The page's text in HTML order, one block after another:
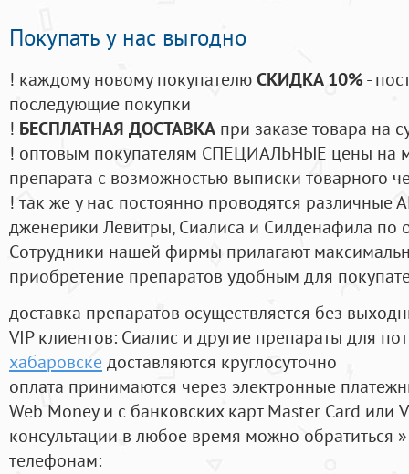
Покупать у нас выгодно
! каждому новому покупателюСКИДКА 10%-
последующие покупки
! БЕСПЛАТНАЯ ДОСТАВКА при заказе товара на
! оптовым покупателям СПЕЦИАЛЬНЫЕ цены на
препарата с возможностью выписки товарного
! так же у нас постоянно проводятся
дженерики Левитры, Сиалиса и Силденафила по
Cотрудники нашей фирмы прилагают
приобретение препаратов удобным для
доставка препаратов осуществляется без
VIP клиентов: Сиалис и другие препараты для
хабаровскедоставляются круглосуточно
оплата принимаются через электронные
Web Money и с банковских карт Master Card или
консультации в любое время можно обратиться
телефонам: